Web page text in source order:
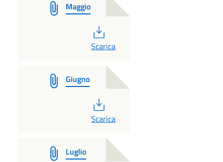
Maggio
PDF
Scarica
Giugno
PDF
Scarica
Luglio